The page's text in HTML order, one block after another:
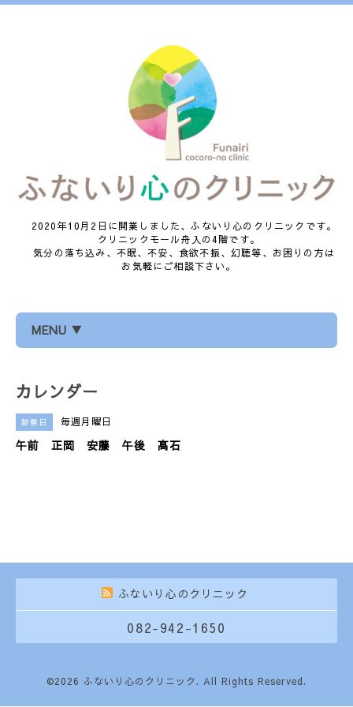
2020年10月2日に開業しました、ふないり心のクリニックです。
クリニックモール舟入の4階です。
気分の落ち込み、不眠、不安、食欲不振、幻聴等、お困りの方は
お気軽にご相談下さい。
MENU ▼
カレンダー
診察日 毎週月曜日
午前 正岡 安藤 午後 髙石
ふないり心のクリニック
082-942-1650
©2026 ふないり心のクリニック. All Rights Reserved.